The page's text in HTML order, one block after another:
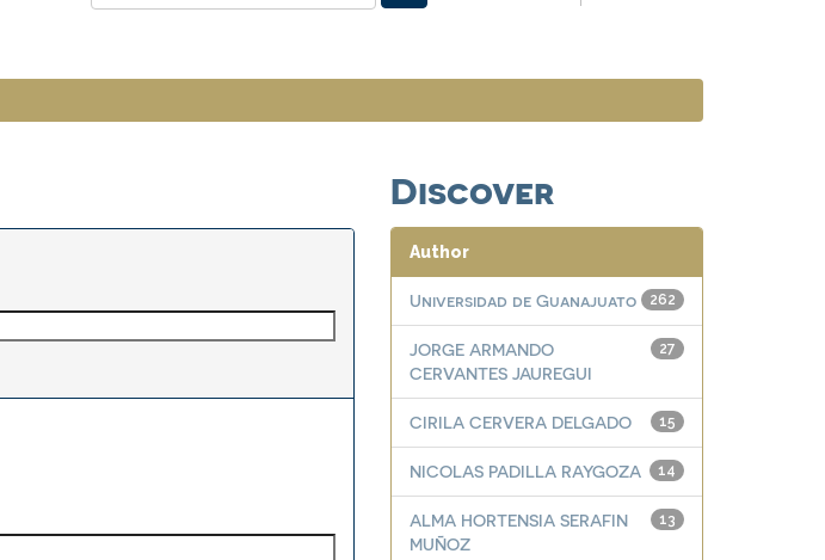
Discover
Author
262
Universidad de Guanajuato
27
JORGE ARMANDO
CERVANTES JAUREGUI
15
CIRILA CERVERA DELGADO
14
NICOLAS PADILLA RAYGOZA
13
ALMA HORTENSIA SERAFIN
MUÑOZ